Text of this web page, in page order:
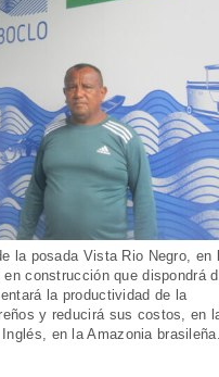
la posada Vista Rio Negro, en
construcción que dispondrá
la productividad de la
y reducirá sus costos, en
en la Amazonia